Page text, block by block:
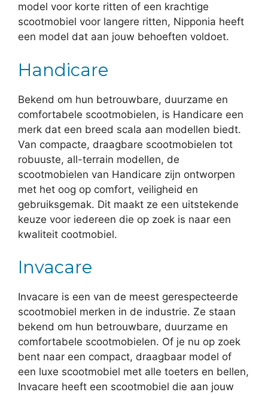
model voor korte ritten of een krachtige
scootmobiel voor langere ritten, Nipponia heeft
een model dat aan jouw behoeften voldoet.
Handicare
Bekend om hun betrouwbare, duurzame en
comfortabele scootmobielen, is Handicare een
merk dat een breed scala aan modellen biedt.
Van compacte, draagbare scootmobielen tot
robuuste, all-terrain modellen, de
scootmobielen van Handicare zijn ontworpen
met het oog op comfort, veiligheid en
gebruiksgemak. Dit maakt ze een uitstekende
keuze voor iedereen die op zoek is naar een
kwaliteit cootmobiel.
Invacare
Invacare is een van de meest gerespecteerde
scootmobiel merken in de industrie. Ze staan
bekend om hun betrouwbare, duurzame en
comfortabele scootmobielen. Of je nu op zoek
bent naar een compact, draagbaar model of
een luxe scootmobiel met alle toeters en bellen,
Invacare heeft een scootmobiel die aan jouw